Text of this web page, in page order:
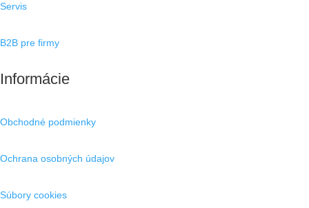
Servis
B2B pre firmy
Informácie
Obchodné podmienky
Ochrana osobných údajov
Súbory cookies